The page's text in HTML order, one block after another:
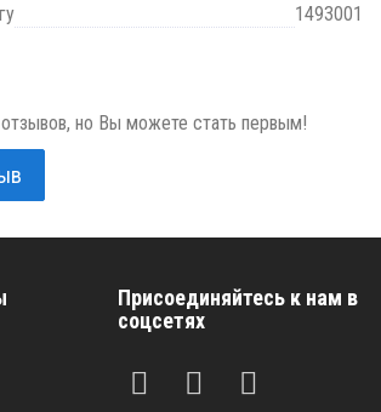
1493001
отзывов, но Вы можете стать первым!
Присоединяйтесь к нам в
соцсетях